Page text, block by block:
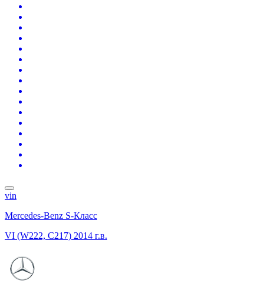
vin
Mercedes-Benz S-Класс
VI (W222, C217) 2014 г.в.